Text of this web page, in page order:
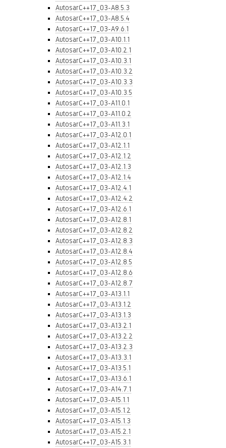
AutosarC++17_03-A8.5.3
AutosarC++17_03-A8.5.4
AutosarC++17_03-A9.6.1
AutosarC++17_03-A10.1.1
AutosarC++17_03-A10.2.1
AutosarC++17_03-A10.3.1
AutosarC++17_03-A10.3.2
AutosarC++17_03-A10.3.3
AutosarC++17_03-A10.3.5
AutosarC++17_03-A11.0.1
AutosarC++17_03-A11.0.2
AutosarC++17_03-A11.3.1
AutosarC++17_03-A12.0.1
AutosarC++17_03-A12.1.1
AutosarC++17_03-A12.1.2
AutosarC++17_03-A12.1.3
AutosarC++17_03-A12.1.4
AutosarC++17_03-A12.4.1
AutosarC++17_03-A12.4.2
AutosarC++17_03-A12.6.1
AutosarC++17_03-A12.8.1
AutosarC++17_03-A12.8.2
AutosarC++17_03-A12.8.3
AutosarC++17_03-A12.8.4
AutosarC++17_03-A12.8.5
AutosarC++17_03-A12.8.6
AutosarC++17_03-A12.8.7
AutosarC++17_03-A13.1.1
AutosarC++17_03-A13.1.2
AutosarC++17_03-A13.1.3
AutosarC++17_03-A13.2.1
AutosarC++17_03-A13.2.2
AutosarC++17_03-A13.2.3
AutosarC++17_03-A13.3.1
AutosarC++17_03-A13.5.1
AutosarC++17_03-A13.6.1
AutosarC++17_03-A14.7.1
AutosarC++17_03-A15.1.1
AutosarC++17_03-A15.1.2
AutosarC++17_03-A15.1.3
AutosarC++17_03-A15.2.1
AutosarC++17_03-A15.3.1